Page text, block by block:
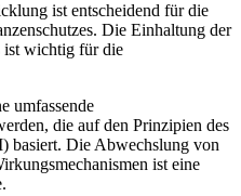
ist entscheidend für die
Die Einhaltung der
ist wichtig für die
umfassende
die auf den Prinzipien des
basiert. Die Abwechslung von
ist eine